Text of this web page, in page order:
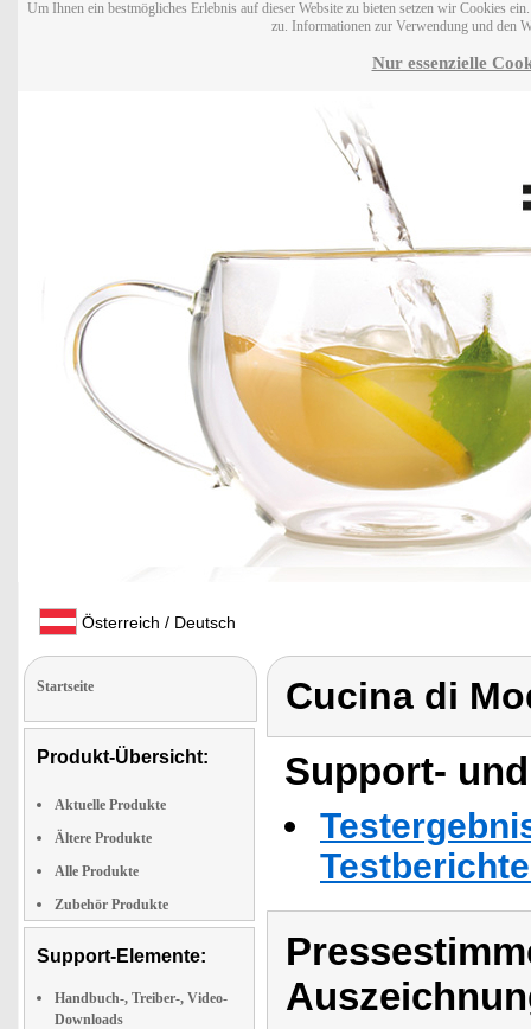
Um Ihnen ein bestmögliches Erlebnis auf dieser Website zu bieten setzen wir Cookies
zu. Informationen zur Verwendung und den
Nur essenzielle
Österreich / Deutsch
Startseite
Produkt-Übersicht:
Aktuelle Produkte
Ältere Produkte
Alle Produkte
Zubehör Produkte
Support-Elemente:
Handbuch-, Treiber-, Video-
Downloads
Cucina di
Support-